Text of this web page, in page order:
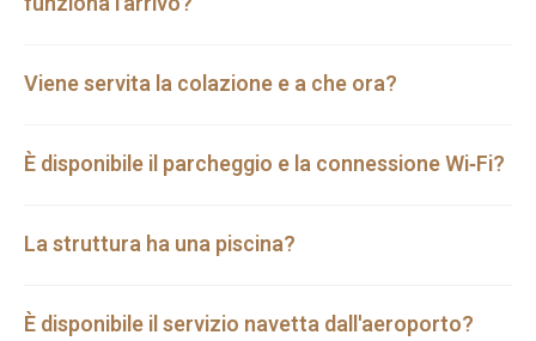
Viene servita la colazione e a che ora?
È disponibile il parcheggio e la connessione Wi‑Fi?
La struttura ha una piscina?
È disponibile il servizio navetta dall'aeroporto?